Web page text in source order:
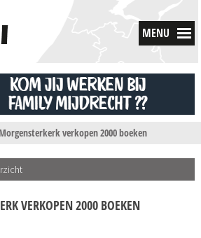
MENU
verkopen 2000 boeken
VERKOPEN 2000 BOEKEN